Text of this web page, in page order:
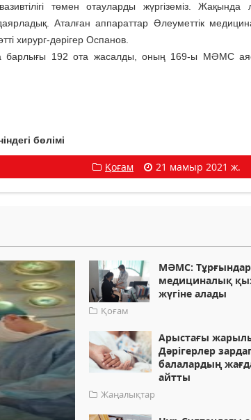
төмен отауларды жүргіземіз. Жақында
Аталған аппараттар Әлеуметтік
хирург-дәрігер Оспанов.
192 ота жасалды, оның 169-ы МӘМС
бөлімі
Қоғам 21 мамыр 2021 ж.
МӘМС:
медициналық
жүгіне алады
Қоғам
Арыстағы
Дәрігерлер
балалардың
айтты
Жаңалықтар